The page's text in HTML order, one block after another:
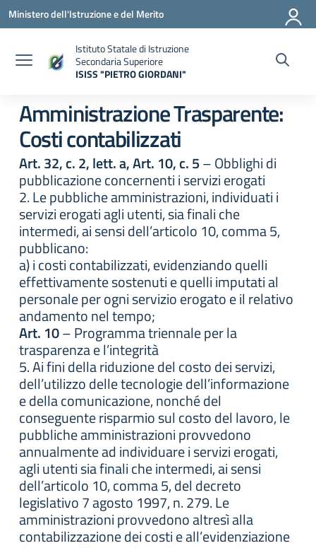
Vai ai contenuti
Vai al menu di navigazione
Vai al footer
Ministero dell'Istruzione e del Merito
Istituto Statale di Istruzione
Secondaria Superiore
ISISS "PIETRO GIORDANI"
Amministrazione Trasparente:
Costi contabilizzati
Art. 32, c. 2, lett. a, Art. 10, c. 5– Obblighi di
pubblicazione concernenti i servizi erogati
2. Le pubbliche amministrazioni, individuati i
servizi erogati agli utenti, sia finali che
intermedi, ai sensi dell’articolo 10, comma 5,
pubblicano:
a) i costi contabilizzati, evidenziando quelli
effettivamente sostenuti e quelli imputati al
personale per ogni servizio erogato e il relativo
andamento nel tempo;
Art. 10– Programma triennale per la
trasparenza e l’integrità
5. Ai fini della riduzione del costo dei servizi,
dell’utilizzo delle tecnologie dell’informazione
e della comunicazione, nonché del
conseguente risparmio sul costo del lavoro, le
pubbliche amministrazioni provvedono
annualmente ad individuare i servizi erogati,
agli utenti sia finali che intermedi, ai sensi
dell’articolo 10, comma 5, del decreto
legislativo 7 agosto 1997, n. 279. Le
amministrazioni provvedono altresì alla
contabilizzazione dei costi e all’evidenziazione